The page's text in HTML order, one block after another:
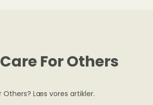
For Others
Læs vores artikler.